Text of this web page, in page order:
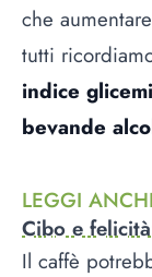
che
tutti
indice
bevande
LEGGI
Cibo e
Il caffè